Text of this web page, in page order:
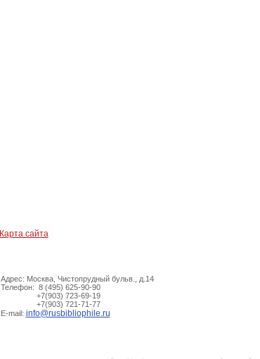
Карта сайта
Адрес: Москва, Чистопрудный бульв., д.14
Телефон: 8 (495) 625-90-90
+7(903) 723-69-19
+7(903) 721-71-77
E-mail: info@rusbibliophile.ru